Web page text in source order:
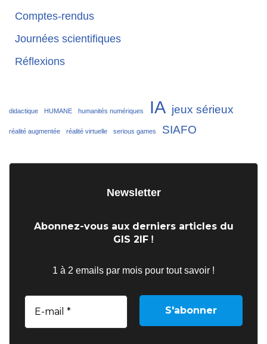
Comptes-rendus
Journées scientifiques
Réflexions
didactique HUMANE humanités numériques IA jeux sérieux
réalité augmentée réalité virtuelle serious games SIAFO
Newsletter
Abonnez-vous aux derniers articles du
GIS 2IF !
1 à 2 emails par mois pour tout savoir !